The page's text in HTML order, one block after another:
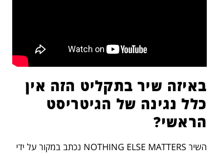
באיזה שיר בתקליט הזה אין
כלל נגינה של הגיטריסט
הראשי?
השיר NOTHING ELSE MATTERS נכתב במקור על ידי